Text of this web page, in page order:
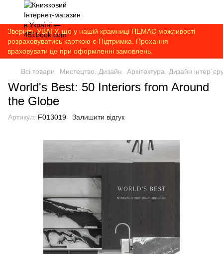
Зверніть УВАГУ, що у нашій крамниці НЕМАЄ можливості
розраховуватись карткою є-Підтримка. Прохання
враховувати це при оформленні замовлень.
Всі товари Мистецтво. Дизайн Архітектура. Дизайн
World's Best: 50 Interiors from Around
the Globe
Артикул: F013019 Залишити відгук